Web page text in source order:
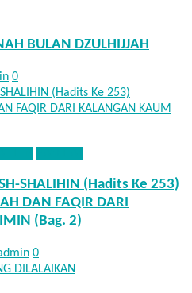
BULAN DZULHIJJAH
0
SHALIHIN (Hadits Ke 253)
DAN FAQIR DARI
(Bag. 2)
0